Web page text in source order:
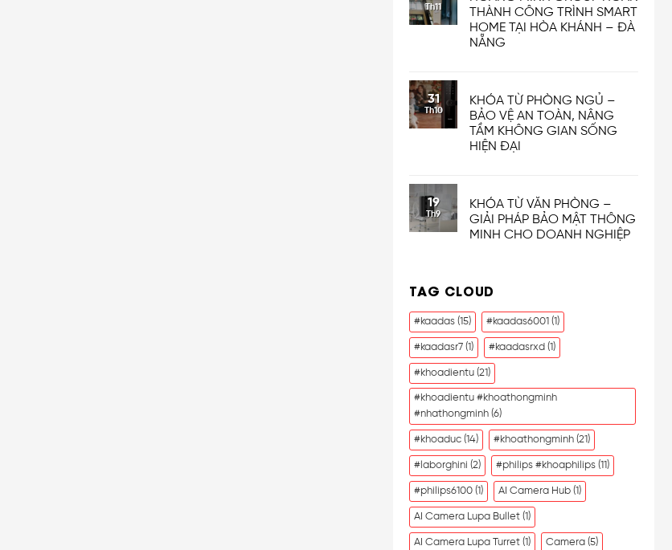
Th11
THÀNH CÔNG TRÌNH SMART
HOME TẠI HÒA KHÁNH – ĐÀ
NẴNG
31
Th10
KHÓA TỪ PHÒNG NGỦ –
BẢO VỆ AN TOÀN, NÂNG
TẦM KHÔNG GIAN SỐNG
HIỆN ĐẠI
19
Th9
KHÓA TỪ VĂN PHÒNG –
GIẢI PHÁP BẢO MẬT THÔNG
MINH CHO DOANH NGHIỆP
TAG CLOUD
#kaadas (15) #kaadas6001 (1)
#kaadasr7 (1) #kaadasrxd (1)
#khoadientu (21)
#khoadientu #khoathongminh
#nhathongminh (6)
#khoaduc (14) #khoathongminh (21)
#laborghini (2) #philips #khoaphilips (11)
#philips6100 (1) AI Camera Hub (1)
AI Camera Lupa Bullet (1)
AI Camera Lupa Turret (1) Camera (5)